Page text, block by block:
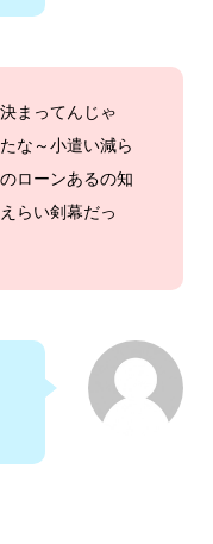
まってんじゃ
な～小遣い減ら
ローンあるの知
らい剣幕だっ